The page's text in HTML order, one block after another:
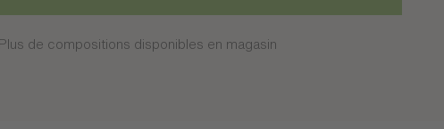
Plus de compositions disponibles en magasin